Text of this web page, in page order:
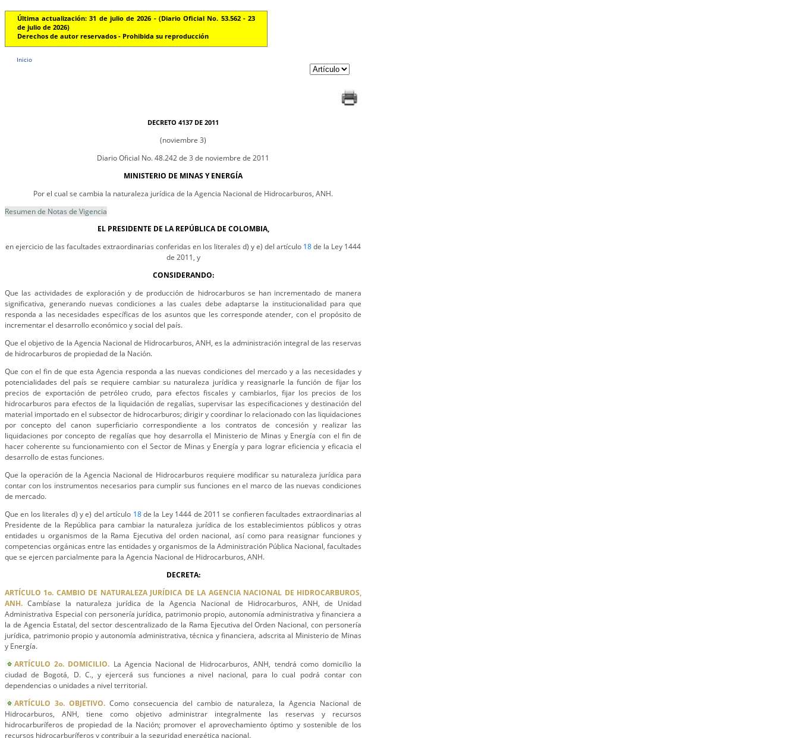
Última actualización: 31 de julio de 2026 - (Diario Oficial No. 53.562 - 23
de julio de 2026)
Derechos de autor reservados - Prohibida su reproducción
Inicio
DECRETO 4137 DE 2011
(noviembre 3)
Diario Oficial No. 48.242 de 3 de noviembre de 2011
MINISTERIO DE MINAS Y ENERGÍA
Por el cual se cambia la naturaleza jurídica de la Agencia Nacional de Hidrocarburos, ANH.
Resumen de Notas de Vigencia
EL PRESIDENTE DE LA REPÚBLICA DE COLOMBIA,
en ejercicio de las facultades extraordinarias conferidas en los literales d) y e) del artículo 18de la Ley 1444
de 2011, y
CONSIDERANDO:
Que las actividades de exploración y de producción de hidrocarburos se han incrementado de manera
significativa, generando nuevas condiciones a las cuales debe adaptarse la institucionalidad para que
responda a las necesidades específicas de los asuntos que les corresponde atender, con el propósito de
incrementar el desarrollo económico y social del país.
Que el objetivo de la Agencia Nacional de Hidrocarburos, ANH, es la administración integral de las reservas
de hidrocarburos de propiedad de la Nación.
Que con el fin de que esta Agencia responda a las nuevas condiciones del mercado y a las necesidades y
potencialidades del país se requiere cambiar su naturaleza jurídica y reasignarle la función de fijar los
precios de exportación de petróleo crudo, para efectos fiscales y cambiarlos, fijar los precios de los
hidrocarburos para efectos de la liquidación de regalías, supervisar las especificaciones y destinación del
material importado en el subsector de hidrocarburos; dirigir y coordinar lo relacionado con las liquidaciones
por concepto del canon superficiario correspondiente a los contratos de concesión y realizar las
liquidaciones por concepto de regalías que hoy desarrolla el Ministerio de Minas y Energía con el fin de
hacer coherente su funcionamiento con el Sector de Minas y Energía y para lograr eficiencia y eficacia el
desarrollo de estas funciones.
Que la operación de la Agencia Nacional de Hidrocarburos requiere modificar su naturaleza jurídica para
contar con los instrumentos necesarios para cumplir sus funciones en el marco de las nuevas condiciones
de mercado.
Que en los literales d) y e) del artículo 18de la Ley 1444 de 2011 se confieren facultades extraordinarias al
Presidente de la República para cambiar la naturaleza jurídica de los establecimientos públicos y otras
entidades u organismos de la Rama Ejecutiva del orden nacional, así como para reasignar funciones y
competencias orgánicas entre las entidades y organismos de la Administración Pública Nacional, facultades
que se ejercen parcialmente para la Agencia Nacional de Hidrocarburos, ANH.
DECRETA:
ARTÍCULO 1o. CAMBIO DE NATURALEZA JURÍDICA DE LA AGENCIA NACIONAL DE HIDROCARBUROS,
ANH. Cambíase la naturaleza jurídica de la Agencia Nacional de Hidrocarburos, ANH, de Unidad
Administrativa Especial con personería jurídica, patrimonio propio, autonomía administrativa y financiera a
la de Agencia Estatal, del sector descentralizado de la Rama Ejecutiva del Orden Nacional, con personería
jurídica, patrimonio propio y autonomía administrativa, técnica y financiera, adscrita al Ministerio de Minas
y Energía.
ARTÍCULO 2o. DOMICILIO. La Agencia Nacional de Hidrocarburos, ANH, tendrá como domicilio la
ciudad de Bogotá, D. C., y ejercerá sus funciones a nivel nacional, para lo cual podrá contar con
dependencias o unidades a nivel territorial.
ARTÍCULO 3o. OBJETIVO.Como consecuencia del cambio de naturaleza, la Agencia Nacional de
Hidrocarburos, ANH, tiene como objetivo administrar integralmente las reservas y recursos
hidrocarburíferos de propiedad de la Nación; promover el aprovechamiento óptimo y sostenible de los
recursos hidrocarburíferos y contribuir a la seguridad energética nacional.